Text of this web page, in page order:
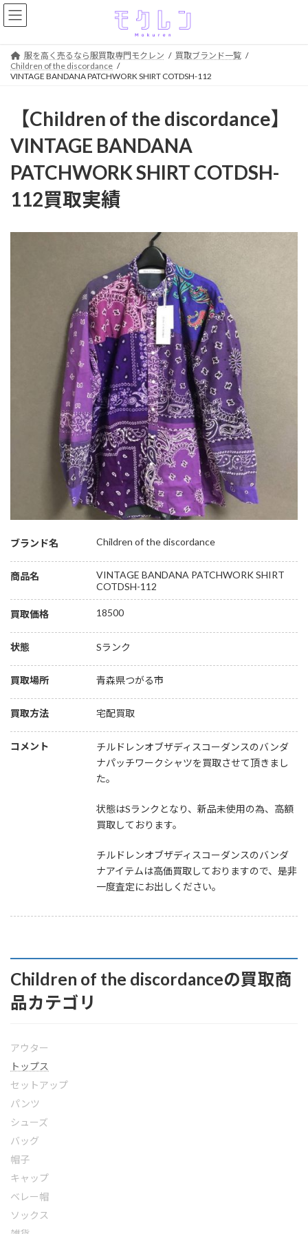
コ
ン
ナ
ビ
服を高く売るなら服買取専門モクレン
買取ブランド一覧
Children of the discordance
VINTAGE BANDANA PATCHWORK SHIRT COTDSH-112
【Children of the discordance】
VINTAGE BANDANA
PATCHWORK SHIRT COTDSH-
112買取実績
ブランド名 Children of the discordance
商品名
VINTAGE BANDANA PATCHWORK SHIRT
COTDSH-112
買取価格 18500
状態 Sランク
買取場所 青森県つがる市
買取方法 宅配買取
コメント
チルドレンオブザディスコーダンスのバンダ
ナパッチワークシャツを買取させて頂きまし
た。
状態はSランクとなり、新品未使用の為、高額
買取しております。
チルドレンオブザディスコーダンスのバンダ
ナアイテムは高価買取しておりますので、是非
一度査定にお出しください。
Children of the discordanceの買取商
品カテゴリ
アウター
トップス
セットアップ
パンツ
シューズ
バッグ
帽子
キャップ
ベレー帽
ソックス